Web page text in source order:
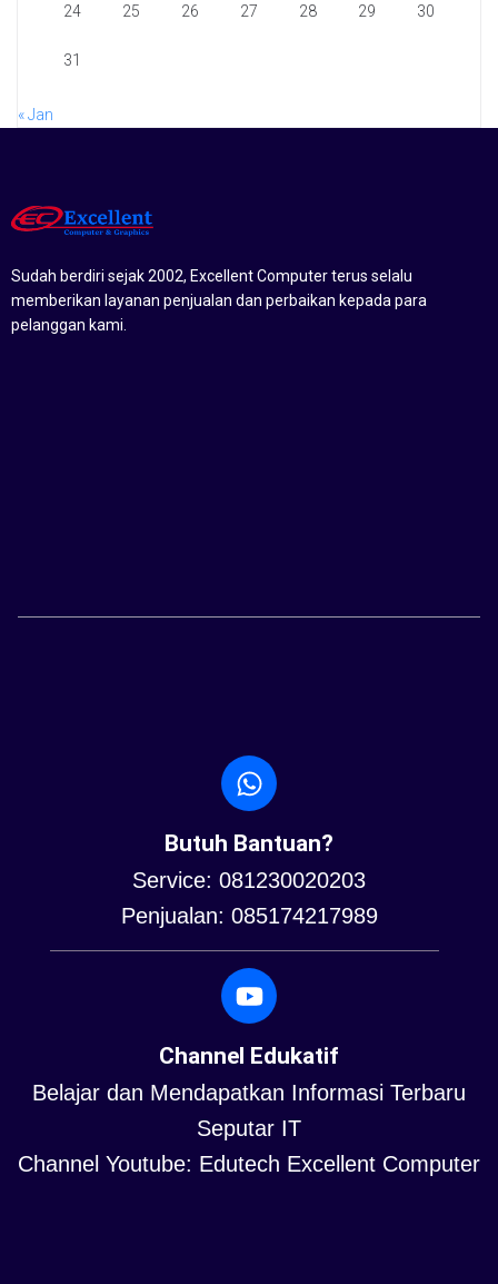
24 25 26 27 28 29 30
31
« Jan
Sudah berdiri sejak 2002, Excellent Computer terus selalu
memberikan layanan penjualan dan perbaikan kepada para
pelanggan kami.
Butuh Bantuan?
Service: 081230020203
Penjualan: 085174217989
Channel Edukatif
Belajar dan Mendapatkan Informasi Terbaru
Seputar IT
Channel Youtube: Edutech Excellent Computer